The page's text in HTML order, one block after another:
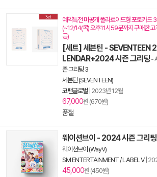
예약특전 미공개 폴라로이드형 포토카드
(~12/14(목) 오후11시59분까지 구매한 고
공)
[세트] 세븐틴 -
LENDAR+2024 시즌 그리팅 -
즌 그리팅 3
세븐틴 (SEVENTEEN)
코팬글로벌 2023년 12월
67,000원 (670원)
품절
웨이션브이 - 2024 시즌 그리팅
웨이션브이 (WayV)
SM ENTERTAINMENT / LABEL V|
45,000원 (450원)